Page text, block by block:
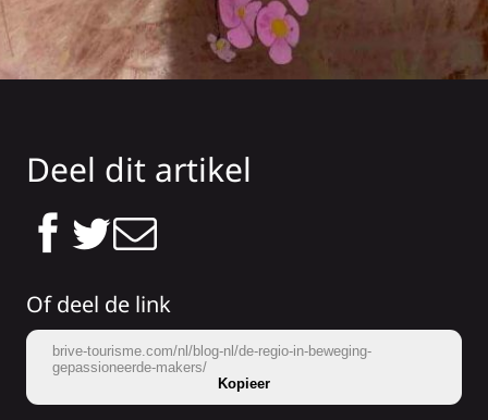
Deel dit artikel
Of deel de link
brive-tourisme.com/nl/blog-nl/de-regio-in-beweging-
gepassioneerde-makers/
Kopieer